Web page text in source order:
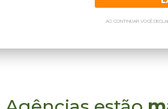
AO CONTINUAR VOCÊ